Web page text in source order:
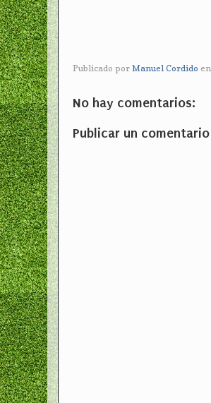
Publicado por Manuel Cordido en
No hay comentarios:
Publicar un comentario